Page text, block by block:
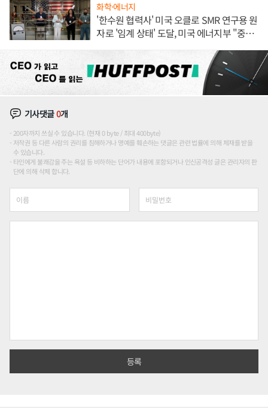
화학·에너지
'한수원 협력사' 미국 오클로 SMR 연구용 원
자로 '임계 상태' 도달, 미국 에너지부 "중요
기사댓글0개
200자까지 쓰실 수 있습니다. (현재 0 byte / 최대 400byte)
저작권 등 다른 사람의 권리를 침해하거나 명예를 훼손하는 댓글은 관련 법률에 의해 제재를 받을
수 있습니다.
타인에게 불쾌감을 주는 욕설 등 비하하는 단어가 내용에 포함되거나 인신공격성 글은 관리자의 판
단에 의해 삭제 합니다.